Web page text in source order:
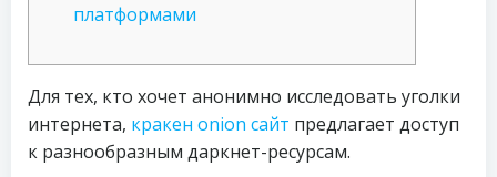
платформами
Для тех, кто хочет анонимно исследовать уголки
интернета, кракен onion сайт предлагает доступ
к разнообразным даркнет-ресурсам.